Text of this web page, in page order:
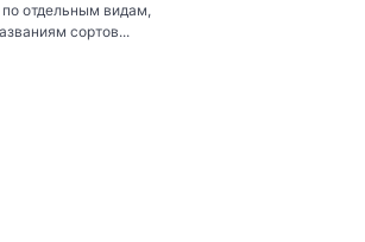
по отдельным видам,
сортов...